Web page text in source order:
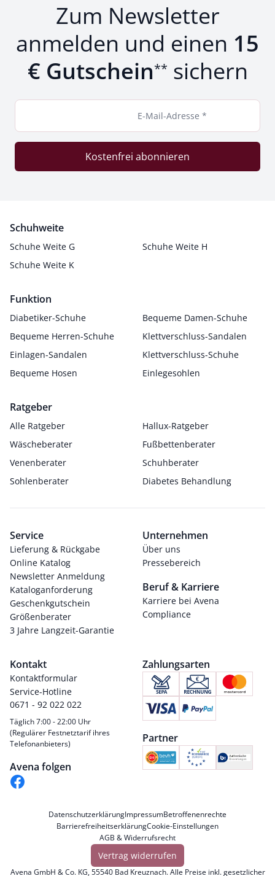
Zum Newsletter
anmelden und einen 15
€ Gutschein** sichern
E-Mail-Adresse *
Kostenfrei abonnieren
Schuhweite
Schuhe Weite G
Schuhe Weite H
Schuhe Weite K
Funktion
Diabetiker-Schuhe
Bequeme Damen-Schuhe
Bequeme Herren-Schuhe
Klettverschluss-Sandalen
Einlagen-Sandalen
Klettverschluss-Schuhe
Bequeme Hosen
Einlegesohlen
Ratgeber
Alle Ratgeber
Hallux-Ratgeber
Wäscheberater
Fußbettenberater
Venenberater
Schuhberater
Sohlenberater
Diabetes Behandlung
Service
Lieferung & Rückgabe
Online Katalog
Newsletter Anmeldung
Kataloganforderung
Geschenkgutschein
Größenberater
3 Jahre Langzeit-Garantie
Unternehmen
Über uns
Pressebereich
Beruf & Karriere
Karriere bei Avena
Compliance
Kontakt
Kontaktformular
Service-Hotline
0671 - 92 022 022
Täglich 7:00 - 22:00 Uhr
(Regulärer Festnetztarif ihres
Telefonanbieters)
Avena folgen
Zahlungsarten
Partner
DatenschutzerklärungImpressumBetroffenenrechte
BarrierefreiheitserklärungCookie-Einstellungen
AGB & Widerrufsrecht
Vertrag widerrufen
Avena GmbH & Co. KG, 55540 Bad Kreuznach. Alle Preise inkl. gesetzlicher